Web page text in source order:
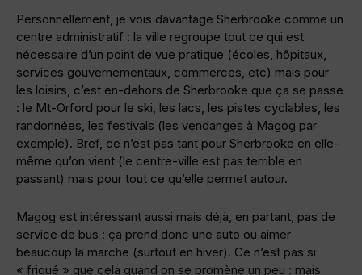
Personnellement, je vois davantage Sherbrooke comme un
centre administratif : la ville regroupe tout ce qui est
nécessaire d’un point de vue pratique (écoles, hôpitaux,
services gouvernementaux, commerces, etc) mais pour
les loisirs, c’est en-dehors de Sherbrooke que ça se passe
: le Mt-Orford pour le ski, les lacs, les pistes cyclables, les
randonnées, les festivals (les vendanges à Magog par
exemple). Bref, ce n’est pas tant pour Sherbrooke en elle-
même qu’on vient (le centre-ville est pas terrible en
passant) mais pour tout ce qu’elle permet autour.
Magog est intéressant aussi mais déjà, en partant, pas de
service de bus : ça prend donc une auto ou aimer
beaucoup la marche (surtout en hiver). Ce n’est pas si
« friqué » que cela quand on se promène un peu : mais